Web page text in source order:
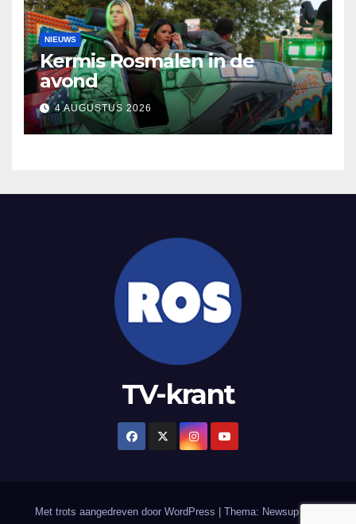
NIEUWS
Kermis Rosmalen in de
avond
4 AUGUSTUS 2026
TV-krant
Met trots aangedreven door WordPress Thema: Newsup door